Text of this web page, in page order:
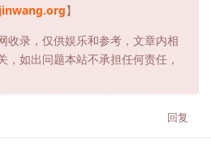
】
收录，仅供娱乐和参考，文章内相
，如出问题本站不承担任何责任，
回复